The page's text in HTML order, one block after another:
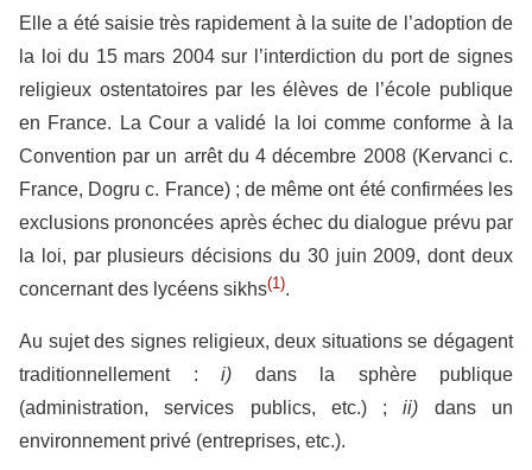
Elle a été saisie très rapidement à la suite de l’adoption de
la loi du 15 mars 2004 sur l’interdiction du port de signes
religieux ostentatoires par les élèves de l’école publique
en France. La Cour a validé la loi comme conforme à la
Convention par un arrêt du 4 décembre 2008 (Kervanci c.
France, Dogru c. France) ; de même ont été confirmées les
exclusions prononcées après échec du dialogue prévu par
la loi, par plusieurs décisions du 30 juin 2009, dont deux
concernant des lycéens sikhs(1).
Au sujet des signes religieux, deux situations se dégagent
traditionnellement : i) dans la sphère publique
(administration, services publics, etc.) ; ii) dans un
environnement privé (entreprises, etc.).